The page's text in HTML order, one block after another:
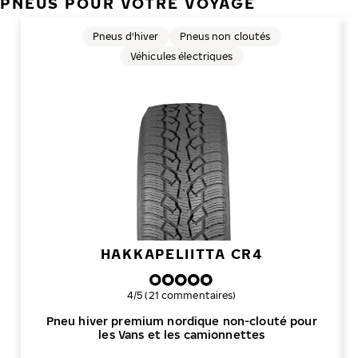
HAKKAPELIITTA CR4
Pneu hiver premium nordique non-clouté pour
les Vans et les camionnettes
Pneus d'hiver
Pneus non cloutés
Véhicules électriques
Note globale
4/5 (21 commentaires)